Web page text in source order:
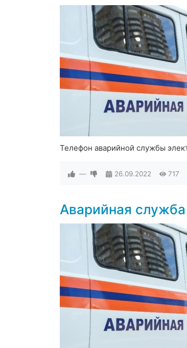
Телефон аварийной службы
— 26.09.2022 717
Аварийная